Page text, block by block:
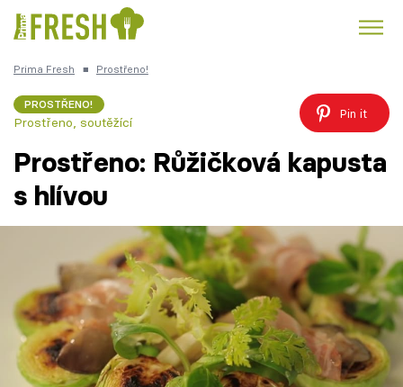
Česká kuchyně
Recepty
Články
TV Program
Prima Fresh ■ Prostřeno!
PROSTŘENO!
Prostřeno, soutěžící
Pin it
Prostřeno: Růžičková kapusta
s hlívou